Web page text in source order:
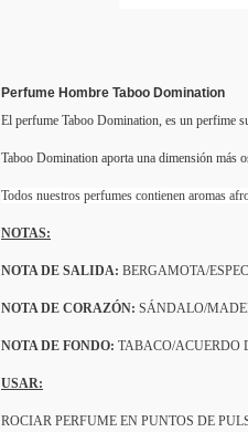
Perfume Hombre Taboo Domination
El perfume Taboo Domination, es un perfime
Taboo Domination aporta una dimensión más
Todos nuestros perfumes contienen aromas
NOTAS:
NOTA DE SALIDA: BERGAMOTA/
NOTA DE CORAZÓN: SÁNDALO/
NOTA DE FONDO: TABACO/ACUERDO
USAR:
ROCIAR PERFUME EN PUNTOS DE